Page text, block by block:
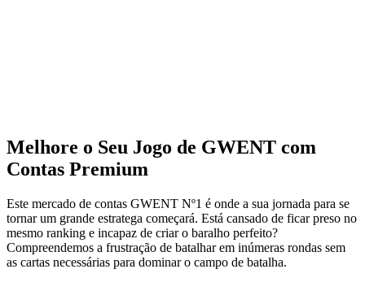
Melhore o Seu Jogo de GWENT com
Contas Premium
Este mercado de contas GWENT Nº1 é onde a sua jornada para se
tornar um grande estratega começará. Está cansado de ficar preso no
mesmo ranking e incapaz de criar o baralho perfeito?
Compreendemos a frustração de batalhar em inúmeras rondas sem
as cartas necessárias para dominar o campo de batalha.